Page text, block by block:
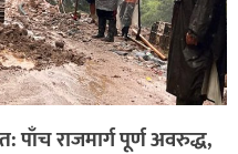
पाँच राजमार्ग पूर्ण अवरुद्ध,